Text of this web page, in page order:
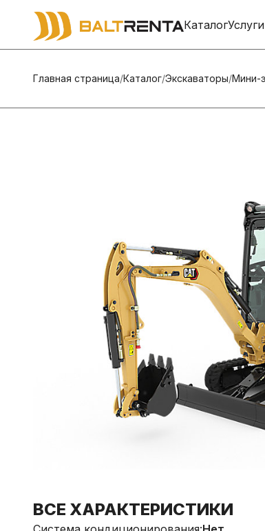
КаталогУслуги
Главная страница/Каталог/Экскаваторы/Мини-
ВСЕ ХАРАКТЕРИСТИКИ